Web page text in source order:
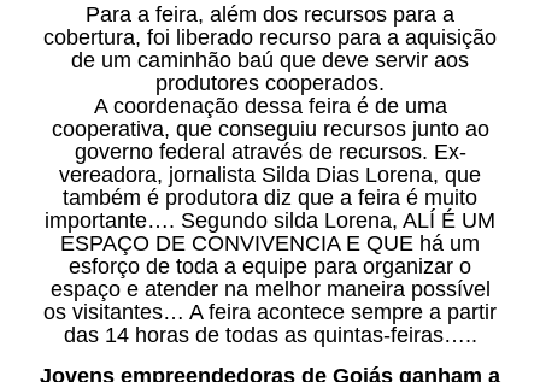
Para a feira, além dos recursos para a
cobertura, foi liberado recurso para a aquisição
de um caminhão baú que deve servir aos
produtores cooperados.
A coordenação dessa feira é de uma
cooperativa, que conseguiu recursos junto ao
governo federal através de recursos. Ex-
vereadora, jornalista Silda Dias Lorena, que
também é produtora diz que a feira é muito
importante…. Segundo silda Lorena, ALÍ É UM
ESPAÇO DE CONVIVENCIA E QUE há um
esforço de toda a equipe para organizar o
espaço e atender na melhor maneira possível
os visitantes… A feira acontece sempre a partir
das 14 horas de todas as quintas-feiras…..
Jovens empreendedoras de Goiás ganham a